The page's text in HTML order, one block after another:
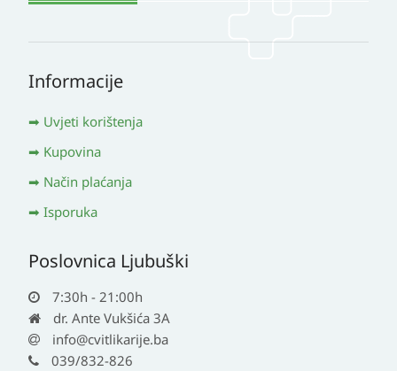
Informacije
Uvjeti korištenja
Kupovina
Način plaćanja
Isporuka
Poslovnica Ljubuški
7:30h - 21:00h
dr. Ante Vukšića 3A
info@cvitlikarije.ba
039/832-826